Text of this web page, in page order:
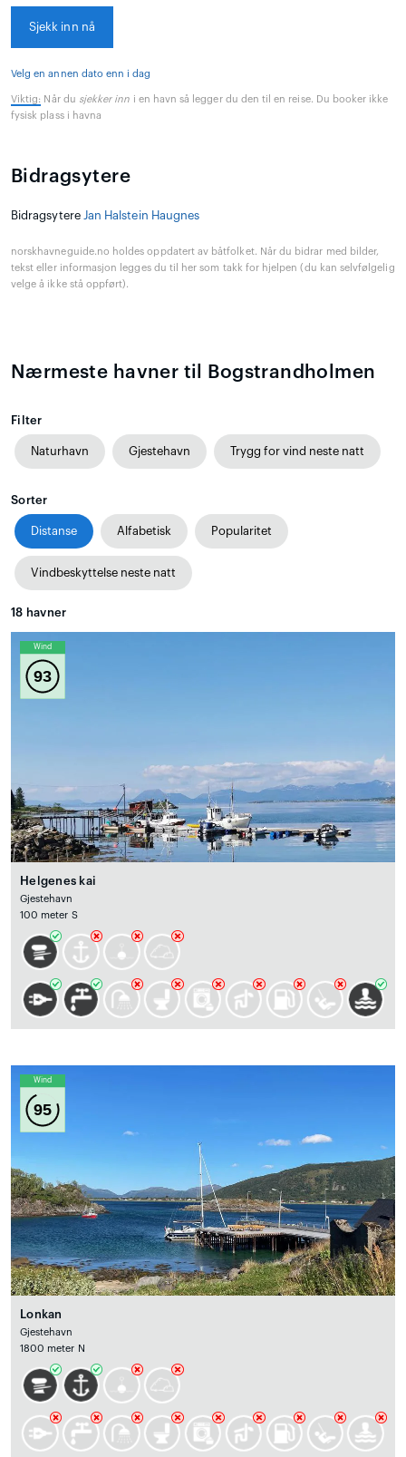
Sjekk inn nå
Velg en annen dato enn i dag
Viktig: Når du sjekker inn i en havn så legger du den til en reise. Du booker ikke
fysisk plass i havna
Bidragsytere
Bidragsytere Jan Halstein Haugnes
norskhavneguide.no holdes oppdatert av båtfolket. Når du bidrar med bilder,
tekst eller informasjon legges du til her som takk for hjelpen (du kan selvfølgelig
velge å ikke stå oppført).
Nærmeste havner til Bogstrandholmen
Filter
Naturhavn Gjestehavn Trygg for vind neste natt
Sorter
Distanse Alfabetisk Popularitet
Vindbeskyttelse neste natt
18 havner
Wind
93
Helgenes kai
Gjestehavn
100 meter S
Wind
95
Lonkan
Gjestehavn
1800 meter N